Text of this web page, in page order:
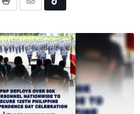
Print
Share
Email
Tiktok